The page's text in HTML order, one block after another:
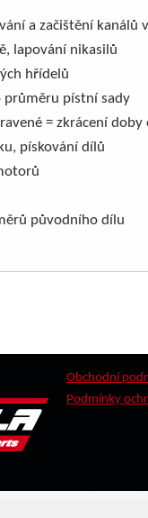
a začištění kanálů
lapování nikasilů
hřídelů
průměru pístní sady
= zkrácení doby
pískování dílů
původního dílu
Obchodní
Podmínky